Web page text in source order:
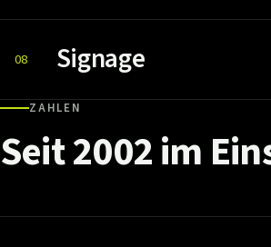
08 Signage
ZAHLEN
Seit2002im